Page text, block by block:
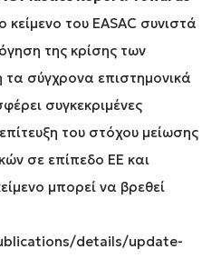
κείμενο του EASAC συνιστά
της κρίσης των
σύγχρονα επιστημονικά
συγκεκριμένες
του στόχου μείωσης
σε επίπεδο ΕΕ και
μπορεί να βρεθεί
details/update-